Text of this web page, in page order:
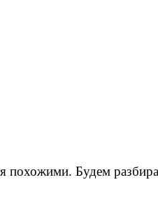
похожими. Будем